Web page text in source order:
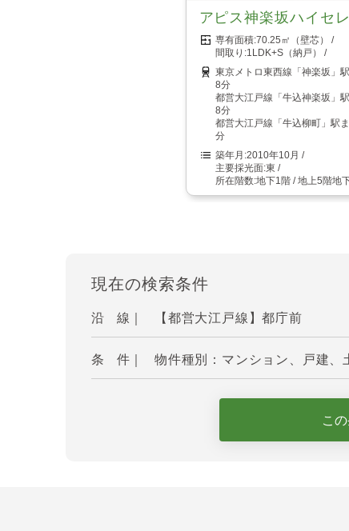
アピス神楽坂ハイセ
70.25㎡（壁芯）
1LDK+S（納戸）
東京メトロ東西線「神楽坂」
8分
都営大江戸線「牛込神楽坂」
8分
都営大江戸線「牛込柳町」駅
分
2010年10月
東
地下1階 / 地上5階地
現在の検索条件
沿 線｜ 【都営大江戸線】都庁前
条 件｜ 物件種別：マンション、戸建、
こ